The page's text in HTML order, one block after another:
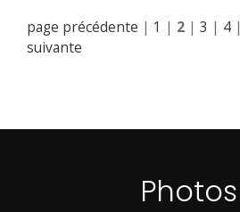
page précédente | 1 | 2 | 3 | 4 |
suivante
Photos